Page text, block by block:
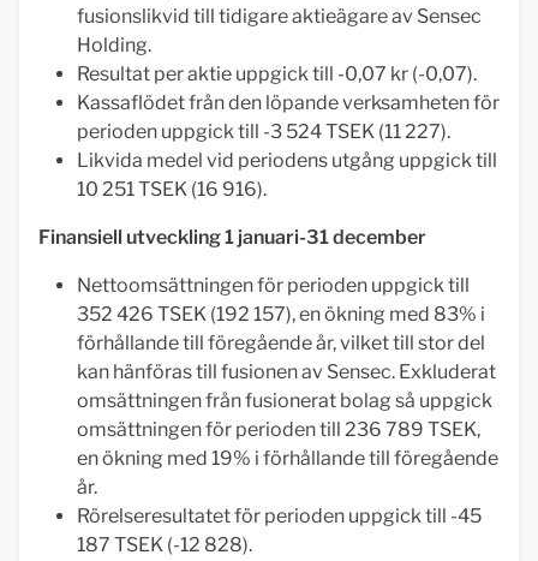
fusionslikvid till tidigare aktieägare av Sensec
Holding.
Resultat per aktie uppgick till -0,07 kr (-0,07).
Kassaflödet från den löpande verksamheten för
perioden uppgick till -3 524 TSEK (11 227).
Likvida medel vid periodens utgång uppgick till
10 251 TSEK (16 916).
Finansiell utveckling 1 januari-31 december
Nettoomsättningen för perioden uppgick till
352 426 TSEK (192 157), en ökning med 83% i
förhållande till föregående år, vilket till stor del
kan hänföras till fusionen av Sensec. Exkluderat
omsättningen från fusionerat bolag så uppgick
omsättningen för perioden till 236 789 TSEK,
en ökning med 19% i förhållande till föregående
år.
Rörelseresultatet för perioden uppgick till -45
187 TSEK (-12 828).